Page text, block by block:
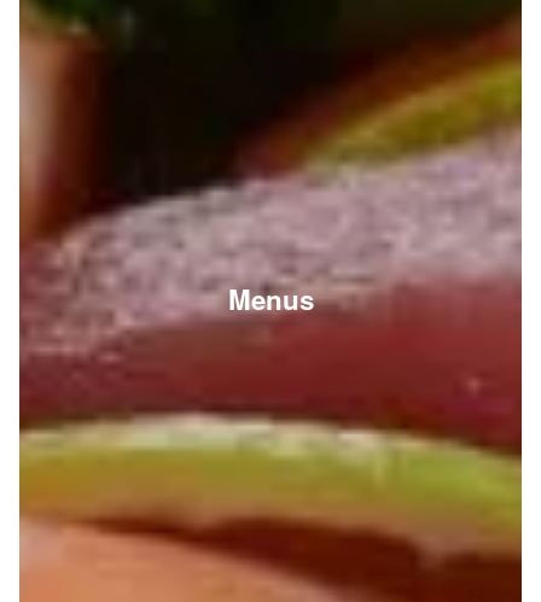
Menus